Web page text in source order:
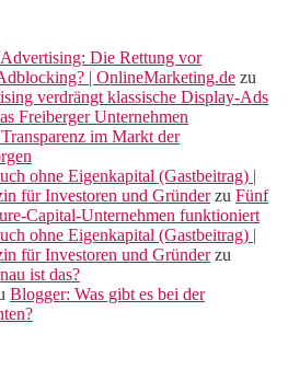
Die Rettung vor
| OnlineMarketing.de zu
verdrängt klassische Display-Ads
Freiberger Unternehmen
im Markt der
ohne Eigenkapital (Gastbeitrag) |
für Investoren und Gründerzu Fünf
Capital-Unternehmen funktioniert
ohne Eigenkapital (Gastbeitrag) |
für Investoren und Gründerzu
ist das?
Blogger: Was gibt es bei der